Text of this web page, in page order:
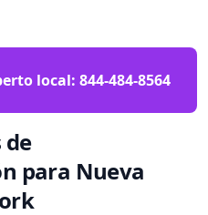
local: 844-484-8564
de
para Nueva